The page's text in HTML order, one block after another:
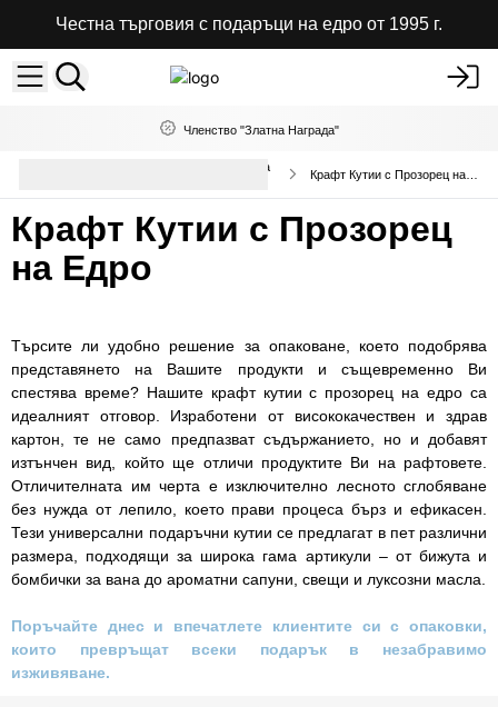
Честна търговия с подаръци на едро от 1995 г.
Членство "Златна Награда"
Опаковки и Хартиени Торбички на
Крафт Кутии с Прозорец
на Едро
Търсите ли удобно решение за опаковане, което подобрява
представянето на Вашите продукти и същевременно Ви
спестява време? Нашите крафт кутии с прозорец на едро са
идеалният отговор. Изработени от висококачествен и здрав
картон, те не само предпазват съдържанието, но и добавят
изтънчен вид, който ще отличи продуктите Ви на рафтовете.
Отличителната им черта е изключително лесното сглобяване
без нужда от лепило, което прави процеса бърз и ефикасен.
Тези универсални подаръчни кутии се предлагат в пет различни
размера, подходящи за широка гама артикули – от бижута и
бомбички за вана до ароматни сапуни, свещи и луксозни масла.
Поръчайте днес и впечатлете клиентите си с опаковки,
които превръщат всеки подарък в незабравимо
изживяване.